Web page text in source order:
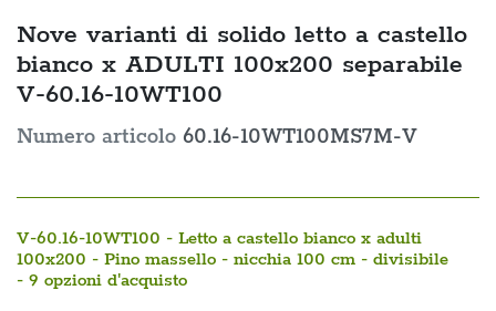
Nove varianti di solido letto a castello
bianco x ADULTI 100x200 separabile
V-60.16-10WT100
Numero articolo 60.16-10WT100MS7M-V
V-60.16-10WT100 - Letto a castello bianco x adulti
100x200 - Pino massello - nicchia 100 cm - divisibile
- 9 opzioni d'acquisto